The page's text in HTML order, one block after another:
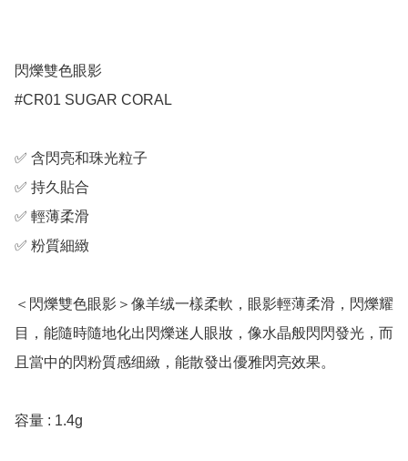
閃爍雙色眼影
#CR01 SUGAR CORAL
✅ 含閃亮和珠光粒子
✅ 持久貼合
✅ 輕薄柔滑
✅ 粉質細緻
＜閃爍雙色眼影＞像羊绒一樣柔軟，眼影輕薄柔滑，閃爍耀
目，能隨時隨地化出閃爍迷人眼妝，像水晶般閃閃發光，而
且當中的閃粉質感细緻，能散發出優雅閃亮效果。